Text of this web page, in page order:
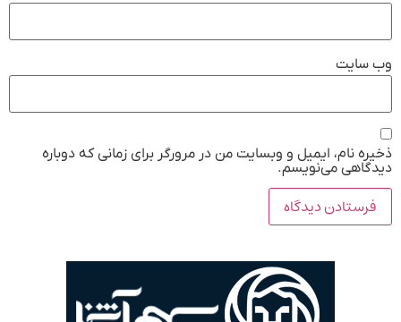
وب‌ سایت
ذخیره نام، ایمیل و وبسایت من در مرورگر برای زمانی که دوباره
دیدگاهی می‌نویسم.